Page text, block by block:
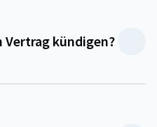
Vertrag kündigen?